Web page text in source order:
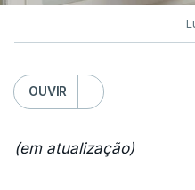
OUVIR
(em atualização)